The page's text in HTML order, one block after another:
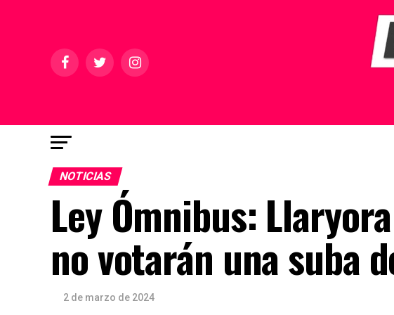
NOTICIAS
Ley Ómnibus:
no votarán una suba
2 de marzo de 2024